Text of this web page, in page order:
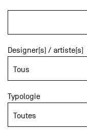
Designer(s) / artiste(s)
Typologie